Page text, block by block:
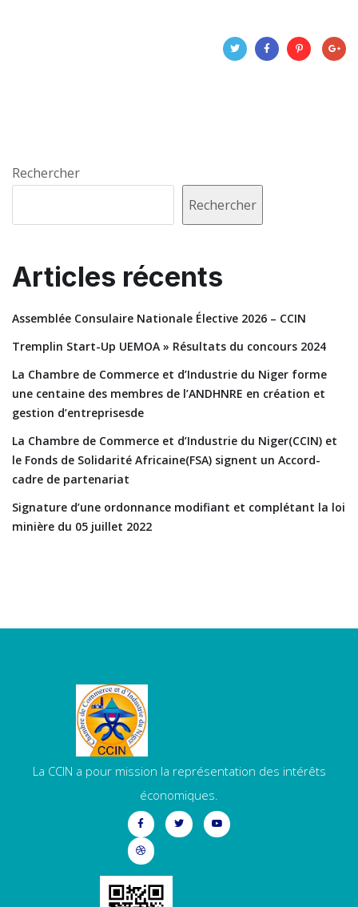
Rechercher
Rechercher
Articles récents
Assemblée Consulaire Nationale Élective 2026 – CCIN
Tremplin Start-Up UEMOA » Résultats du concours 2024
La Chambre de Commerce et d’Industrie du Niger forme
une centaine des membres de l’ANDHNRE en création et
gestion d’entreprisesde
La Chambre de Commerce et d’Industrie du Niger(CCIN) et
le Fonds de Solidarité Africaine(FSA) signent un Accord-
cadre de partenariat
Signature d’une ordonnance modifiant et complétant la loi
minière du 05 juillet 2022
La CCIN a pour mission la représentation des intérêts
économiques.